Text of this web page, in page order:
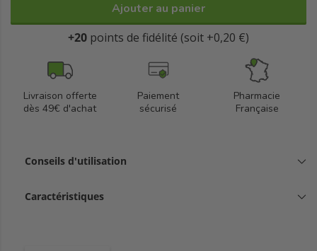
Ajouter au panier
+20 points de fidélité (soit +0,20 €)
Livraison offerte
dès 49€ d'achat
Paiement
sécurisé
Pharmacie
Française
Conseils d'utilisation
Caractéristiques